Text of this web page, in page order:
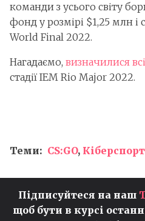
команди з усього світу
фонд у розмірі $1,25 млн і
World Final 2022.
Нагадаємо, визначилися
стадії IEM Rio Major 2022.
Теми: CS:GO, Кіберспорт
Підписуйтеся на наш
щоб бути в курсі